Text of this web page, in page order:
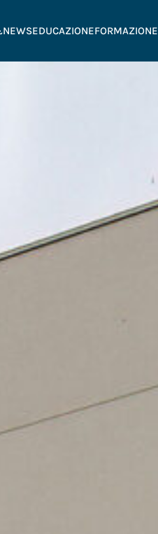
EDUCAZIONEFORMAZIONE